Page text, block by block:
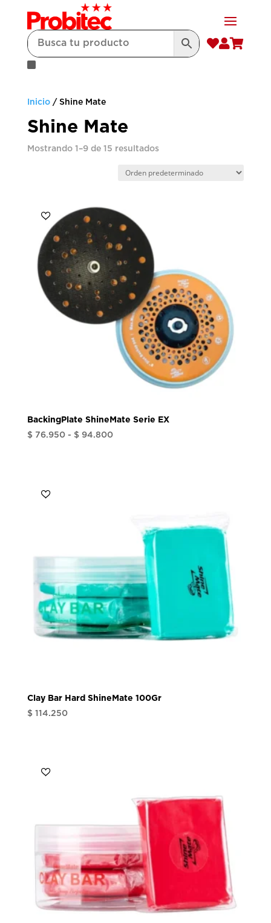

Inicio/ Shine Mate
Shine Mate
Mostrando 1–9 de 15 resultados
BackingPlate ShineMate Serie EX
$ 76.950 - $ 94.800Rango
Clay Bar Hard ShineMate 100Gr
$ 114.250